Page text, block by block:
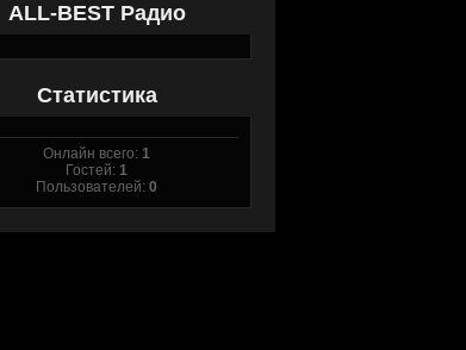
ALL-BEST Радио
Статистика
Онлайн всего: 1
Гостей: 1
Пользователей: 0